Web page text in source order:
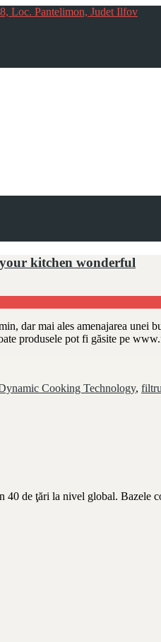
Loc. Pantelimon, Judet Ilfov
kitchen wonderful
dar mai ales amenajarea
produsele pot fi găsite pe
Cooking Technology,
40 de ţări la nivel global.